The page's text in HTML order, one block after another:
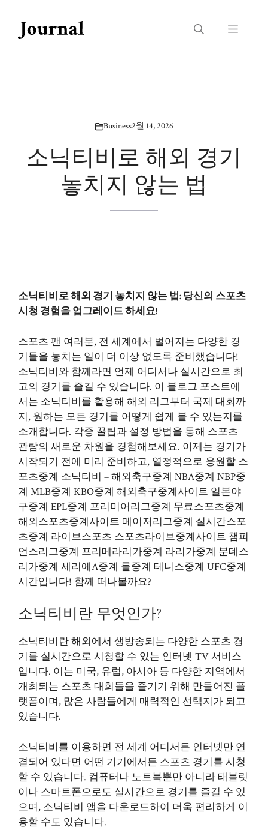
content
Menu
Business2월 14, 2026
소닉티비로 해외 경기
놓치지 않는 법
소닉티비로 해외 경기 놓치지 않는 법: 당신의 스포츠
시청 경험을 업그레이드 하세요!
스포츠 팬 여러분, 전 세계에서 벌어지는 다양한 경
기들을 놓치는 일이 더 이상 없도록 준비했습니다!
소닉티비와 함께라면 언제 어디서나 실시간으로 최
고의 경기를 즐길 수 있습니다. 이 블로그 포스트에
서는 소닉티비를 활용해 해외 리그부터 국제 대회까
지, 원하는 모든 경기를 어떻게 쉽게 볼 수 있는지를
소개합니다. 각종 꿀팁과 설정 방법을 통해 스포츠
관람의 새로운 차원을 경험해보세요. 이제는 경기가
시작되기 전에 미리 준비하고, 열정적으로 응원할 스
포츠중계 소닉티비 – 해외축구중계 NBA중계 NBP중
계 MLB중계 KBO중계 해외축구중계사이트 일본야
구중계 EPL중계 프리미어리그중계 무료스포츠중계
해외스포츠중계사이트 메이저리그중계 실시간스포
츠중계 라이브스포츠 스포츠라이브중계사이트 챔피
언스리그중계 프리메라리가중계 라리가중계 분데스
리가중계 세리에A중계 롤중계 테니스중계 UFC중계
시간입니다! 함께 떠나볼까요?
소닉티비란 무엇인가?
소닉티비란 해외에서 생방송되는 다양한 스포츠 경
기를 실시간으로 시청할 수 있는 인터넷 TV 서비스
입니다. 이는 미국, 유럽, 아시아 등 다양한 지역에서
개최되는 스포츠 대회들을 즐기기 위해 만들어진 플
랫폼이며, 많은 사람들에게 매력적인 선택지가 되고
있습니다.
소닉티비를 이용하면 전 세계 어디서든 인터넷만 연
결되어 있다면 어떤 기기에서든 스포츠 경기를 시청
할 수 있습니다. 컴퓨터나 노트북뿐만 아니라 태블릿
이나 스마트폰으로도 실시간으로 경기를 즐길 수 있
으며, 소닉티비 앱을 다운로드하여 더욱 편리하게 이
용할 수도 있습니다.